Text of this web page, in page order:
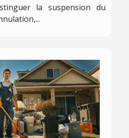
la suspension du